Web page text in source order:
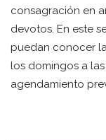
consagración en
devotos. En este
puedan conocer
los domingos a
agendamiento